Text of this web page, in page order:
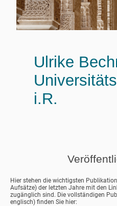
Ulrike
i.R.
Hier stehen die wichtigsten
Aufsätze) der letzten Jahre mit den
zugänglich sind. Die vollständigen
englisch) finden Sie hier: